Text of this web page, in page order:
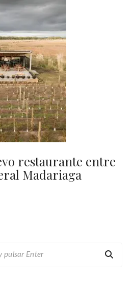
restaurante entre
Madariaga